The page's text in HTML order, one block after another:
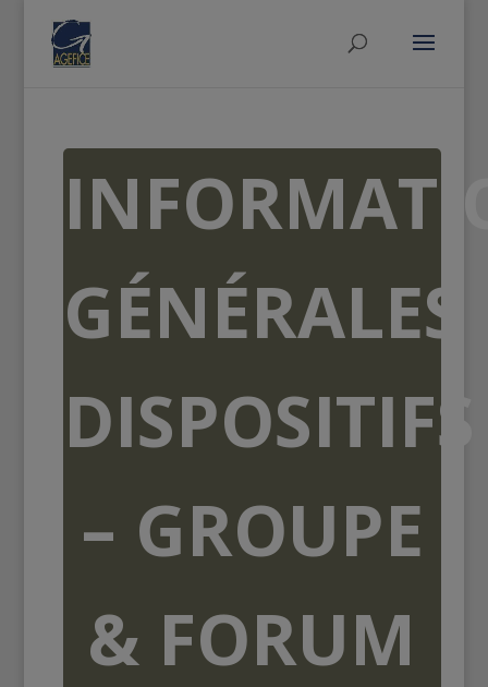
GÉNÉRALES
DISPOSITIFS
– GROUPE
& FORUM